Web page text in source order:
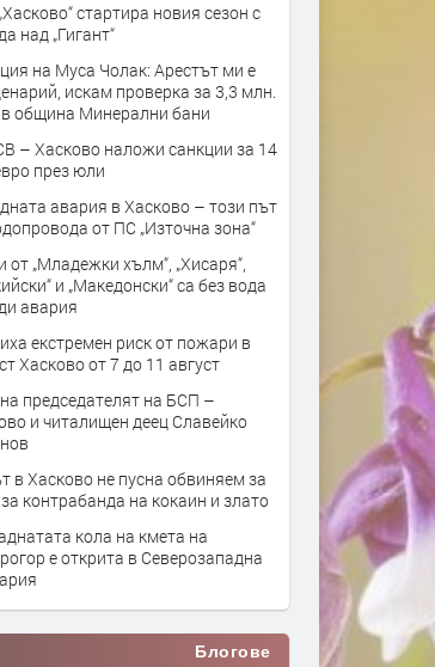
стартира новия сезон с
над „Гигант“
на Муса Чолак: Арестът ми е
искам проверка за 3,3 млн.
община Минерални бани
– Хасково наложи санкции за 14
през юли
авария в Хасково – този път
от ПС „Източна зона“
от „Младежки хълм“, „Хисаря“,
и „Македонски“ са без вода
авария
екстремен риск от пожари в
Хасково от 7 до 11 август
председателят на БСП –
и читалищен деец Славейко
в Хасково не пусна обвиняем за
контрабанда на кокаин и злато
кола на кмета на
е открита в Северозападна
Блогове